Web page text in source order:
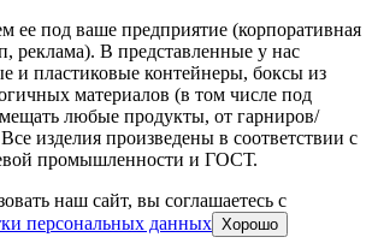
ее под ваше предприятие (корпоративная
реклама). В представленные у нас
и пластиковые контейнеры, боксы из
материалов (в том числе под
любые продукты, от гарниров/
изделия произведены в соответствии с
промышленности и ГОСТ.
наш сайт, вы соглашаетесь c
персональных данных Хорошо